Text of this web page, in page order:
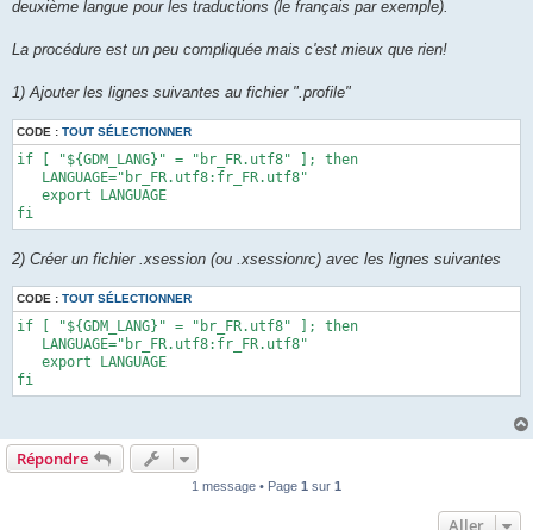
deuxième langue pour les traductions (le français par exemple).
La procédure est un peu compliquée mais c'est mieux que rien!
1) Ajouter les lignes suivantes au fichier ".profile"
CODE : TOUT SÉLECTIONNER
if [ "${GDM_LANG}" = "br_FR.utf8" ]; then
   LANGUAGE="br_FR.utf8:fr_FR.utf8"
   export LANGUAGE
fi
2) Créer un fichier .xsession (ou .xsessionrc) avec les lignes suivantes
CODE : TOUT SÉLECTIONNER
if [ "${GDM_LANG}" = "br_FR.utf8" ]; then
   LANGUAGE="br_FR.utf8:fr_FR.utf8"
   export LANGUAGE
fi
Répondre
1 message • Page 1 sur 1